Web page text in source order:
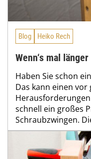
Blog Heiko Rech
Wenn‘s mal
Haben Sie schon
Das kann einen vor
schnell ein großes
Schraubzwingen.